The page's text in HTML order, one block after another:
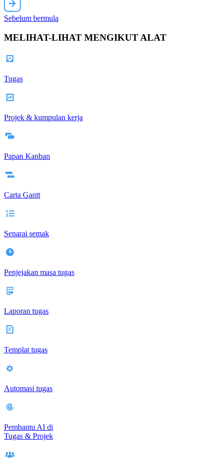
Sebelum bermula
MELIHAT-LIHAT MENGIKUT ALAT
Tugas
Projek & kumpulan kerja
Papan Kanban
Carta Gantt
Senarai semak
Penjejakan masa tugas
Laporan tugas
Templat tugas
Automasi tugas
Pembantu AI di
Tugas & Projek